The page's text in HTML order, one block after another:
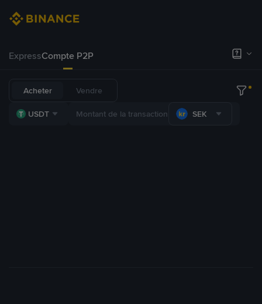
ExpressCompte P2P
Acheter Vendre
USDT SEK